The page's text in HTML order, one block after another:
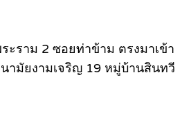
ะราม 2 ซอยท่าข้าม ตรงมาเข้า
ามัยงามเจริญ 19 หมู่บ้านสินทวี